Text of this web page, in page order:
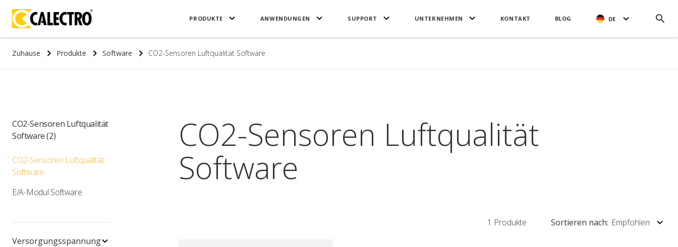
PRODUKTE ANWENDUNGEN SUPPORT UNTERNEHMEN KONTAKT BLOG DE
Zuhause Produkte Software CO2-Sensoren Luftqualität Software
CO2-Sensoren Luftqualität
Software(2)
CO2-Sensoren Luftqualität
Software
E/A-Modul Software
Versorgungsspannung
CO2-Sensoren Luftqualität
Software
1 Produkte Sortieren nach Empfohlen